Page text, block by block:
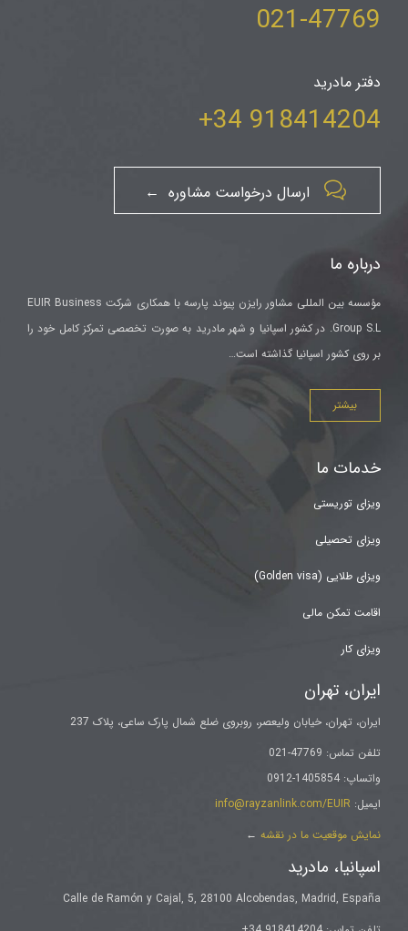
021-47769
دفتر مادرید
918414204 34+
 ارسال درخواست مشاوره ←
درباره ما
مؤسسه بین المللی مشاور رایزن پیوند پارسه با همکاری شرکت EUIR Business
Group S.L. در کشور اسپانیا و شهر مادرید به صورت تخصصی تمرکز کامل خود را
بر روی کشور اسپانیا گذاشته است…
بیشتر
خدمات ما
ویزای توریستی
ویزای تحصیلی
ویزای طلایی (Golden visa)
اقامت تمکن مالی
ویزای کار
ایران، تهران
ایران، تهران، خیابان ولیعصر، روبروی ضلع شمال پارک ساعی، پلاک 237
تلفن تماس: 47769-021
واتساپ: 1405854-0912
ایمیل: info@rayzanlink.com/EUIR
نمایش موقعیت ما در نقشه ←
اسپانیا، مادرید
Calle de Ramón y Cajal, 5, 28100 Alcobendas, Madrid, España